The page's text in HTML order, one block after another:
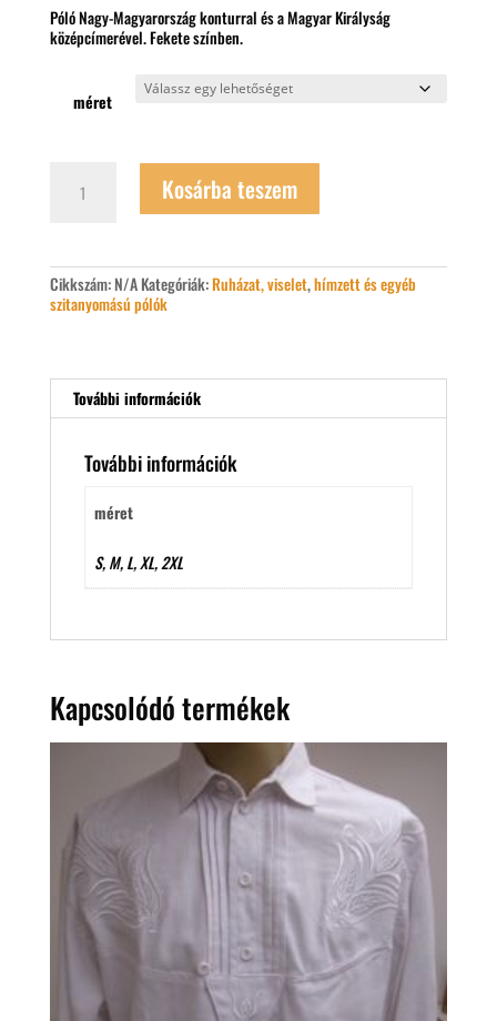
Póló Nagy-Magyarország konturral és a Magyar Királyság
középcímerével. Fekete színben.
méret
hazáért
Kosárba teszem
Cikkszám:N/A Kategóriák:Ruházat, viselet,hímzett és egyéb
szitanyomású pólók
További információk
További információk
méret
S, M, L, XL, 2XL
Kapcsolódó termékek